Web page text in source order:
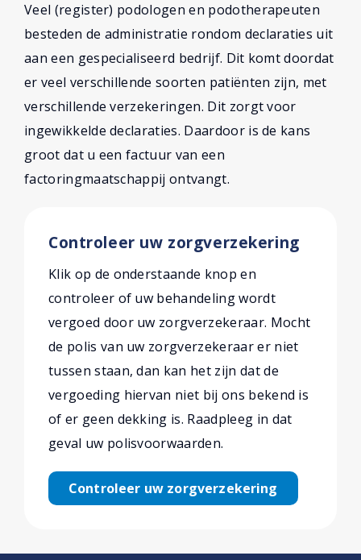
Veel (register) podologen en podotherapeuten
besteden de administratie rondom declaraties uit
aan een gespecialiseerd bedrijf. Dit komt doordat
er veel verschillende soorten patiënten zijn, met
verschillende verzekeringen. Dit zorgt voor
ingewikkelde declaraties. Daardoor is de kans
groot dat u een factuur van een
factoringmaatschappij ontvangt.
Controleer uw zorgverzekering
Klik op de onderstaande knop en
controleer of uw behandeling wordt
vergoed door uw zorgverzekeraar. Mocht
de polis van uw zorgverzekeraar er niet
tussen staan, dan kan het zijn dat de
vergoeding hiervan niet bij ons bekend is
of er geen dekking is. Raadpleeg in dat
geval uw polisvoorwaarden.
Controleer uw zorgverzekering